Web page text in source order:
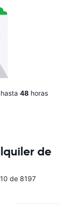
48 horas
de
de 8197